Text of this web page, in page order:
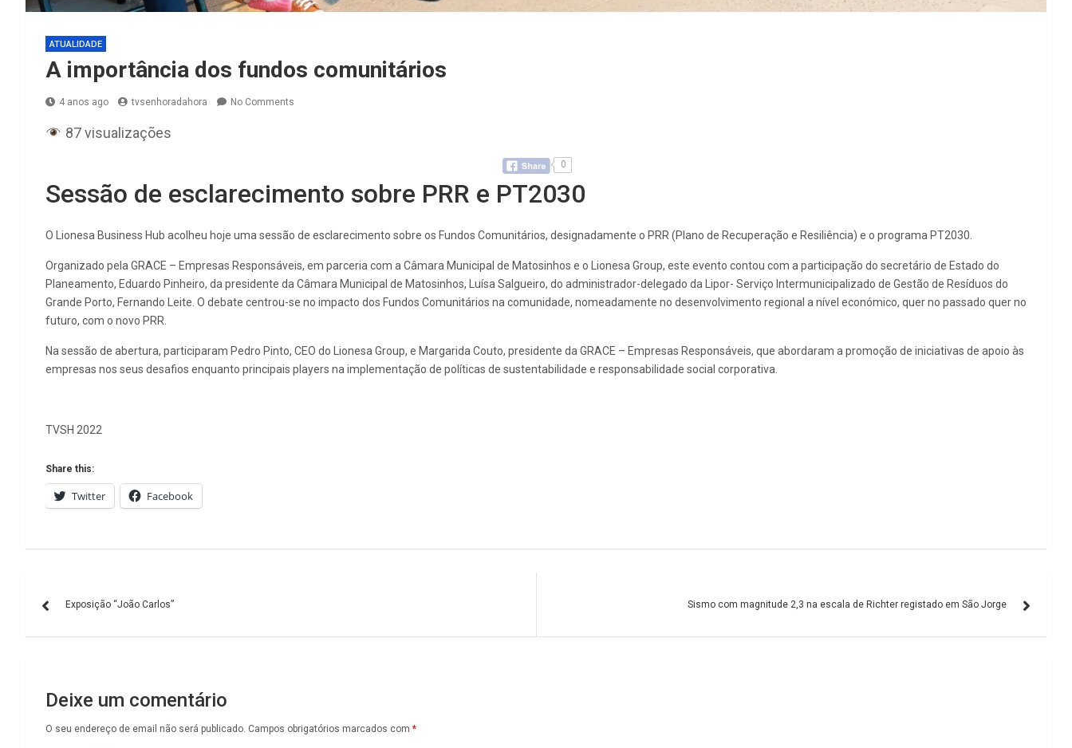
ATUALIDADE
A importância dos fundos comunitários
4 anos ago tvsenhoradahora No Comments
87 visualizações
0
Sessão de esclarecimento sobre PRR e PT2030
O Lionesa Business Hub acolheu hoje uma sessão de esclarecimento sobre os Fundos Comunitários, designadamente o PRR (Plano de Recuperação e Resiliência) e o programa PT2030.
Organizado pela GRACE – Empresas Responsáveis, em parceria com a Câmara Municipal de Matosinhos e o Lionesa Group, este evento contou com a participação do secretário de Estado do
Planeamento, Eduardo Pinheiro, da presidente da Câmara Municipal de Matosinhos, Luísa Salgueiro, do administrador-delegado da Lipor- Serviço Intermunicipalizado de Gestão de Resíduos do
Grande Porto, Fernando Leite. O debate centrou-se no impacto dos Fundos Comunitários na comunidade, nomeadamente no desenvolvimento regional a nível económico, quer no passado quer no
futuro, com o novo PRR.
Na sessão de abertura, participaram Pedro Pinto, CEO do Lionesa Group, e Margarida Couto, presidente da GRACE – Empresas Responsáveis, que abordaram a promoção de iniciativas de apoio às
empresas nos seus desafios enquanto principais players na implementação de políticas de sustentabilidade e responsabilidade social corporativa.
TVSH 2022
Share this:
Twitter Facebook
de
Exposição “João Carlos” Sismo com magnitude 2,3 na escala de Richter registado em São Jorge
Deixe um comentário
O seu endereço de email não será publicado. Campos obrigatórios marcados com *